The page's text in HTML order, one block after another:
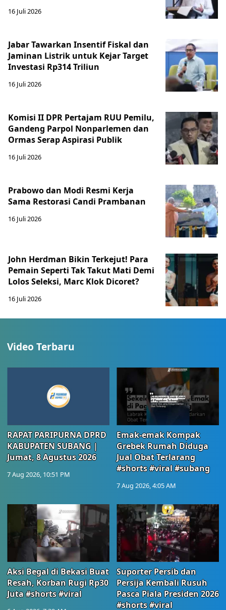
16 Juli 2026
Jabar Tawarkan Insentif Fiskal dan
Jaminan Listrik untuk Kejar Target
Investasi Rp314 Triliun
16 Juli 2026
Komisi II DPR Pertajam RUU Pemilu,
Gandeng Parpol Nonparlemen dan
Ormas Serap Aspirasi Publik
16 Juli 2026
Prabowo dan Modi Resmi Kerja
Sama Restorasi Candi Prambanan
16 Juli 2026
John Herdman Bikin Terkejut! Para
Pemain Seperti Tak Takut Mati Demi
Lolos Seleksi, Marc Klok Dicoret?
16 Juli 2026
Video Terbaru
RAPAT PARIPURNA DPRD
KABUPATEN SUBANG |
Jumat, 8 Agustus 2026
7 Aug 2026, 10:51 PM
Emak-emak Kompak
Grebek Rumah Diduga
Jual Obat Terlarang
#shorts #viral #subang
7 Aug 2026, 4:05 AM
Aksi Begal di Bekasi Buat
Resah, Korban Rugi Rp30
Juta #shorts #viral
Suporter Persib dan
Persija Kembali Rusuh
Pasca Piala Presiden 2026
#shorts #viral